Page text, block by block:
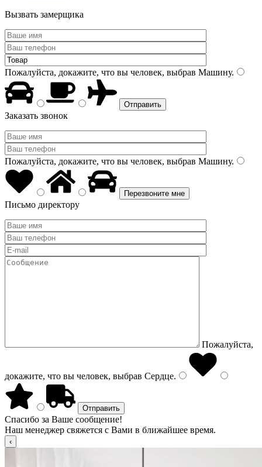
Вызвать замерщика
Пожалуйста, докажите, что вы человек, выбрав Машину.
Заказать звонок
Пожалуйста, докажите, что вы человек, выбрав Машину.
Письмо директору
Пожалуйста,
докажите, что вы человек, выбрав Сердце.
Спасибо за Ваше сообщение!
Наш менеджер свяжется с Вами в ближайшее время.